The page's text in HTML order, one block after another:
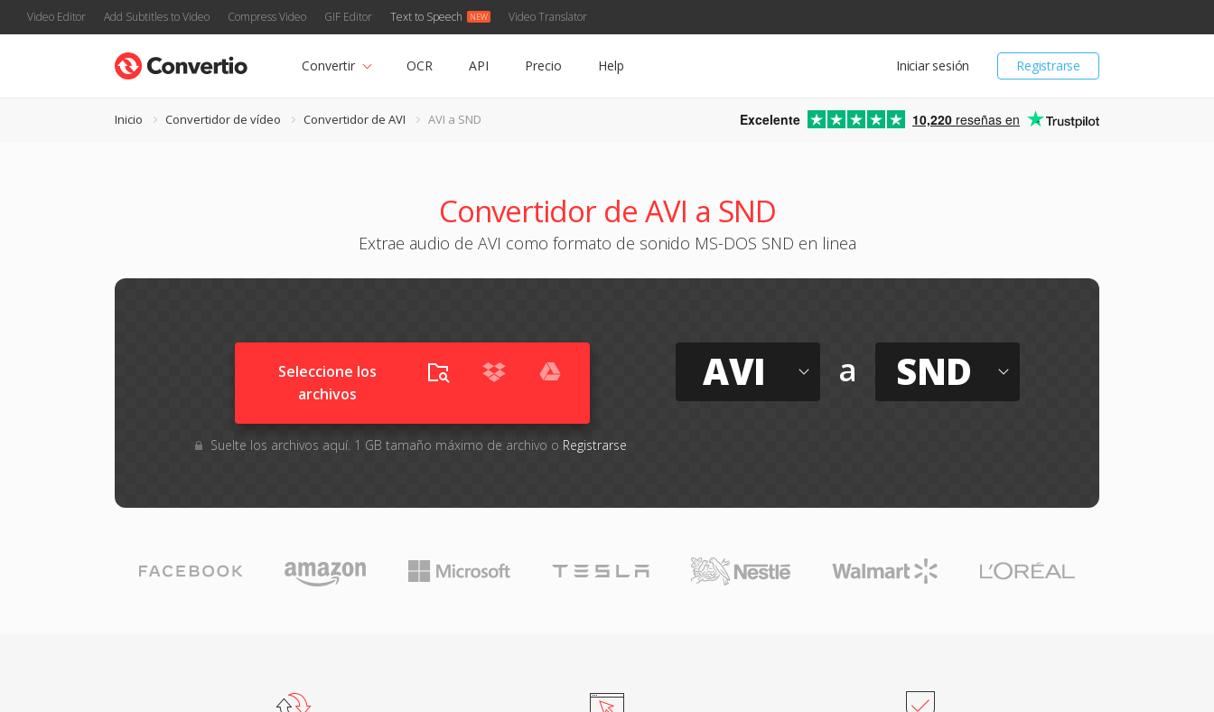
Video Editor Add Subtitles to Video Compress Video GIF Editor Text to Speech Video Translator
Registrarse
Iniciar sesión
Convertir OCR API Precio Help
Inicio Convertidor de vídeo Convertidor de AVI AVI a SND Excelente 10,220 reseñas en
Convertidor de AVI a SND
Extrae audio de AVI como formato de sonido MS-DOS SND en linea
Seleccione los
archivos
Suelte los archivos aquí. 1 GB tamaño máximo de archivo o Registrarse
AVI a SND